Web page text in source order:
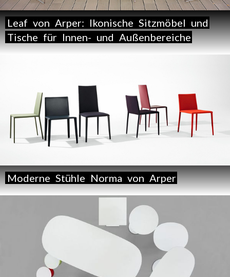
Leaf von Arper: Ikonische Sitzmöbel und
Tische für Innen- und Außenbereiche
Moderne Stühle Norma von Arper